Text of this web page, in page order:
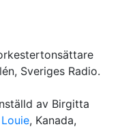
Sveriges Radio.
av Birgitta
, Kanada,